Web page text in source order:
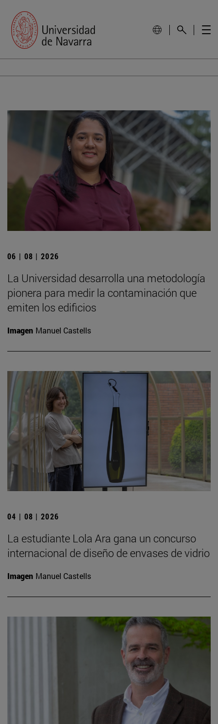
06 | 08 | 2026
La Universidad desarrolla una metodología
pionera para medir la contaminación que
emiten los edificios
Imagen Manuel Castells
04 | 08 | 2026
La estudiante Lola Ara gana un concurso
internacional de diseño de envases de vidrio
Imagen Manuel Castells